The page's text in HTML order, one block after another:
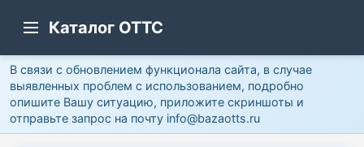
Каталог ОТТС
В связи с обновлением функционала сайта, в случае
выявленных проблем с использованием, подробно
опишите Вашу ситуацию, приложите скриншоты и
отправьте запрос на почту info@bazaotts.ru